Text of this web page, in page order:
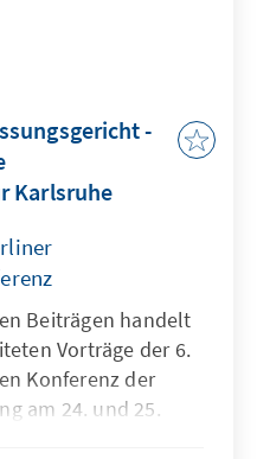
-
Karlsruhe
Beiträgen handelt
Vorträge der 6.
Konferenz der
am 24. und 25.